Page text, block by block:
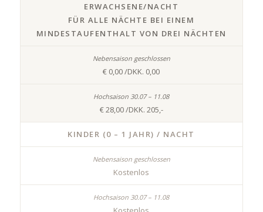
ERWACHSENE/NACHT
FÜR ALLE NÄCHTE BEI EINEM
MINDESTAUFENTHALT VON DREI NÄCHTEN
€ 0,00 /DKK. 0,00
€ 28,00 /DKK. 205,-
KINDER (0 – 1 JAHR) / NACHT
Kostenlos